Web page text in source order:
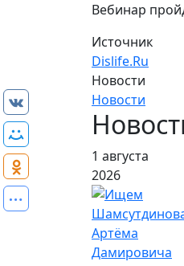
Вебинар
Источник
Dislife.Ru
Новости
Новости
1 августа
2026